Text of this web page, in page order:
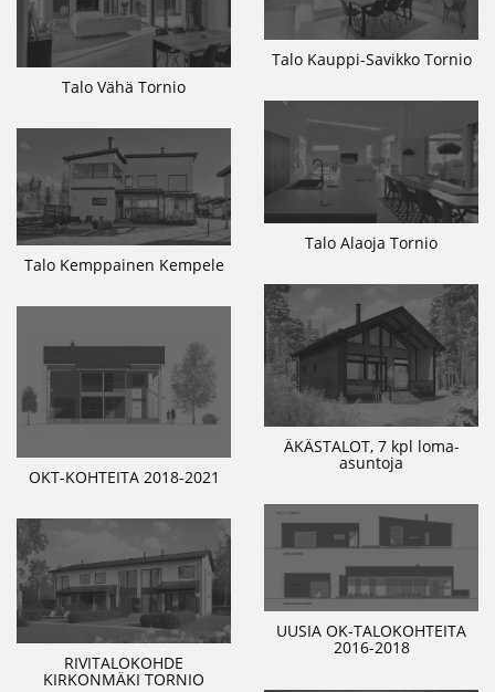
Talo Kauppi-Savikko Tornio
Talo Vähä Tornio
Talo Alaoja Tornio
Talo Kemppainen Kempele
ÄKÄSTALOT, 7 kpl loma-
asuntoja
OKT-KOHTEITA 2018-2021
UUSIA OK-TALOKOHTEITA
2016-2018
RIVITALOKOHDE
KIRKONMÄKI TORNIO